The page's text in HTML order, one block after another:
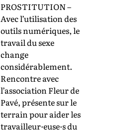
PROSTITUTION –
Avec l’utilisation des
outils numériques, le
travail du sexe
change
considérablement.
Rencontre avec
l’association Fleur de
Pavé, présente sur le
terrain pour aider les
travailleur·euse·s du